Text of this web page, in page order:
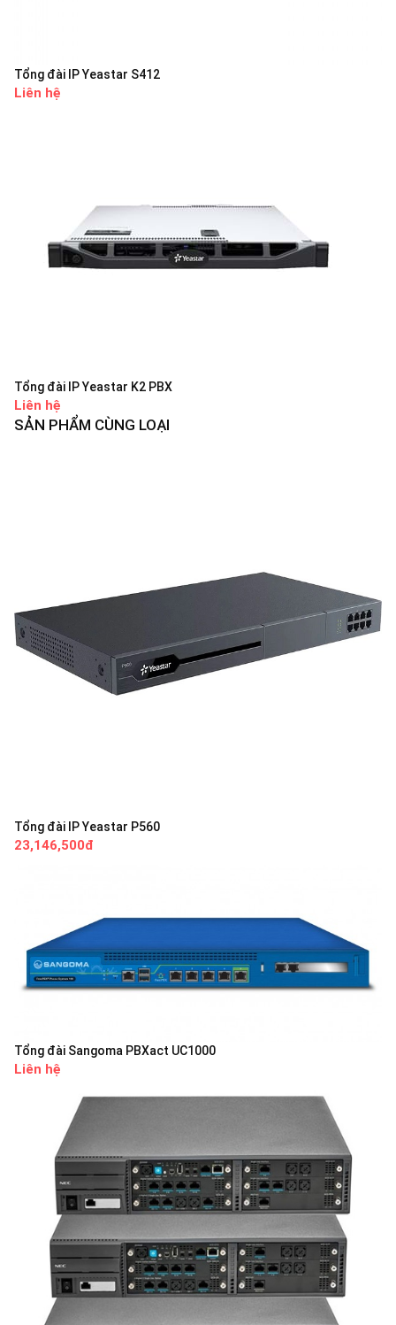
Tổng đài IP Yeastar S412
Liên hệ
Tổng đài IP Yeastar K2 PBX
Liên hệ
SẢN PHẨM CÙNG LOẠI
Tổng đài IP Yeastar P560
23,146,500đ
Tổng đài Sangoma PBXact UC1000
Liên hệ